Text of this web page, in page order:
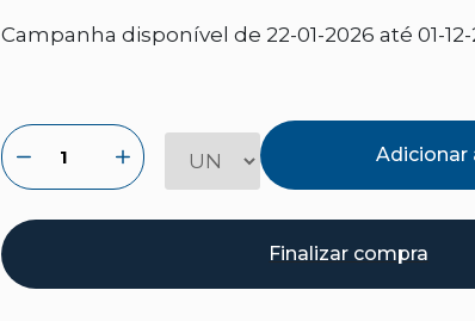
Campanha disponível de 22-01-2026 até 01-
Adicionar
Finalizar compra